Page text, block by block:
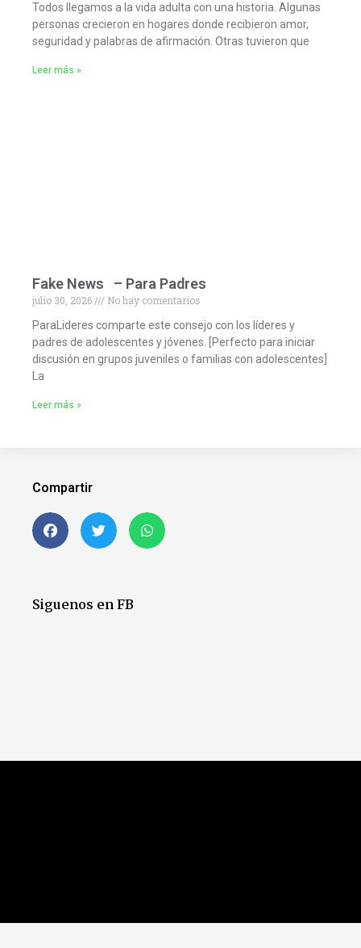
Todos llegamos a la vida adulta con una historia. Algunas
personas crecieron en hogares donde recibieron amor,
seguridad y palabras de afirmación. Otras tuvieron que
Leer más »
Fake News – Para Padres
julio 30, 2026
No hay comentarios
ParaLideres comparte este consejo con los líderes y
padres de adolescentes y jóvenes. [Perfecto para iniciar
discusión en grupos juveniles o familias con adolescentes]
La
Leer más »
Compartir
Siguenos en FB